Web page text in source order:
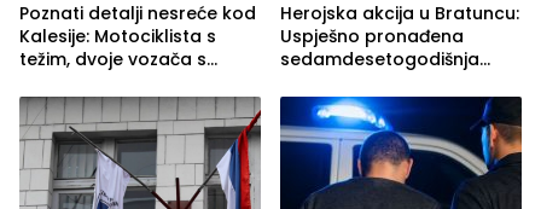
Poznati detalji nesreće kod
Kalesije: Motociklista s
težim, dvoje vozača s
Herojska akcija u Bratuncu:
Uspješno pronađena
sedamdesetogodišnja
Kravice.